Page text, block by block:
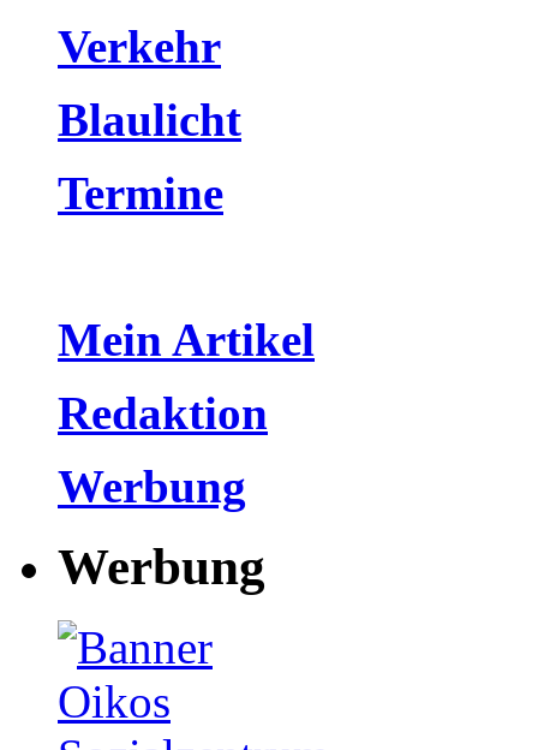
Verkehr
Blaulicht
Termine
Mein Artikel
Redaktion
Werbung
Werbung